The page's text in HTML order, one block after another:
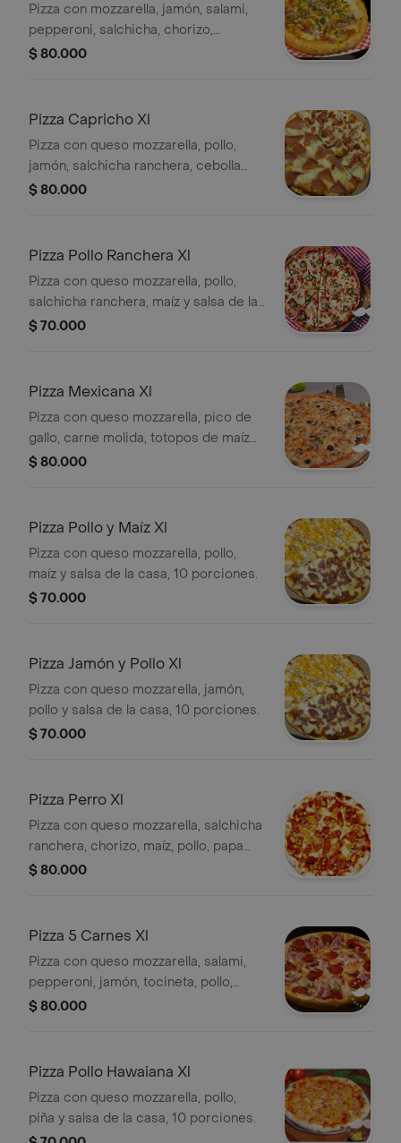
Pizza con mozzarella, jamón, salami,
pepperoni, salchicha, chorizo,
butifarra, maíz, pollo, pimentón,
$ 80.000
Pizza Capricho Xl
Pizza con queso mozzarella, pollo,
jamón, salchicha ranchera, cebolla
caramelizada y salsa de la casa, 10
$ 80.000
Pizza Pollo Ranchera Xl
Pizza con queso mozzarella, pollo,
salchicha ranchera, maíz y salsa de la
casa, 10 porciones.
$ 70.000
Pizza Mexicana Xl
Pizza con queso mozzarella, pico de
gallo, carne molida, totopos de maíz
picante y salsa de la casa, 10
$ 80.000
Pizza Pollo y Maíz Xl
Pizza con queso mozzarella, pollo,
maíz y salsa de la casa, 10 porciones.
$ 70.000
Pizza Jamón y Pollo Xl
Pizza con queso mozzarella, jamón,
pollo y salsa de la casa, 10 porciones.
$ 70.000
Pizza Perro Xl
Pizza con queso mozzarella, salchicha
ranchera, chorizo, maíz, pollo, papa
chongo tipo fosforito frita, pimentón,
$ 80.000
Pizza 5 Carnes Xl
Pizza con queso mozzarella, salami,
pepperoni, jamón, tocineta, pollo,
pimentón, cebolla y salsa de la casa,
$ 80.000
Pizza Pollo Hawaiana Xl
Pizza con queso mozzarella, pollo,
piña y salsa de la casa, 10 porciones.